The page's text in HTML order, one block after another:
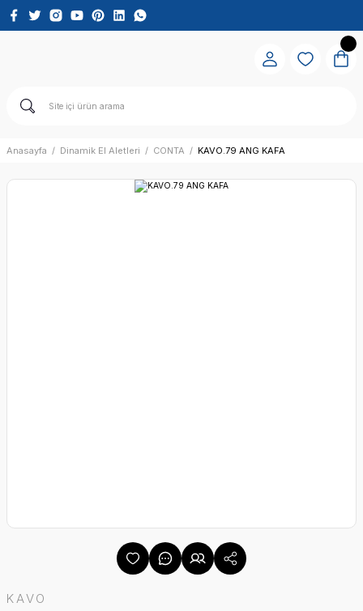
Anasayfa Dinamik El Aletleri CONTA KAVO.79 ANG KAFA
KAVO